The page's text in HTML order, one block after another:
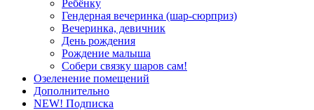
Ребёнку
Гендерная вечеринка (шар-сюрприз)
Вечеринка, девичник
День рождения
Рождение малыша
Собери связку шаров сам!
Озеленение помещений
Дополнительно
NEW! Подписка